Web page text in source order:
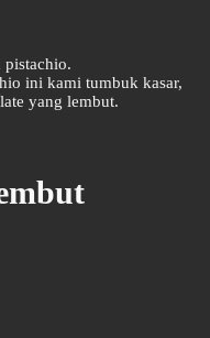
pistachio.
ini kami tumbuk kasar,
yang lembut.